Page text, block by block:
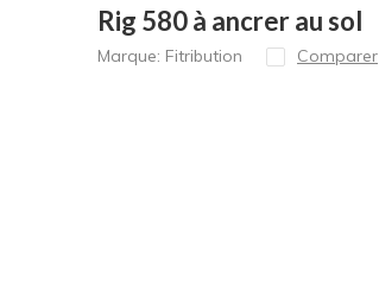
Rig 580 à ancrer au sol
Marque: Fitribution Comparer